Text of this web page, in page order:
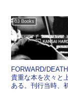
03 Books
FORWARD/
貴重な本を次々と
ある。刊行当時、